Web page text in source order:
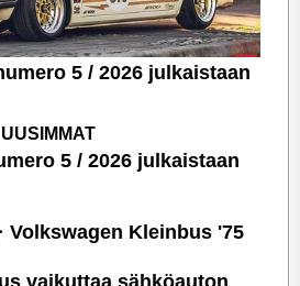
5 / 2026 julkaistaan
UUSIMMAT
5 / 2026 julkaistaan
Volkswagen Kleinbus '75
vaikuttaa sähköauton